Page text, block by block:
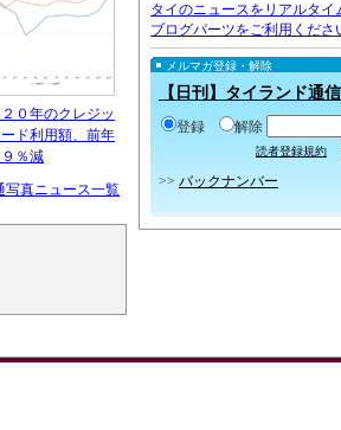
２０年のクレジッ
ード利用額、前年
％減
写真ニュース一覧
タイのニュースをリアルタイ
ブログパーツをご利用くださ
メルマガ登録・解除
【日刊】タイランド通
登録 解除
読者登録規約
>> バックナンバー